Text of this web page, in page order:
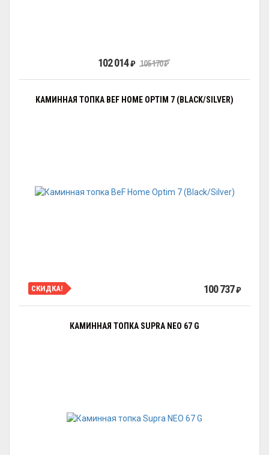
102 014₽ 105 170₽
КАМИННАЯ ТОПКА BEF HOME OPTIM 7 (BLACK/SILVER)
СКИДКА! 100 737₽
КАМИННАЯ ТОПКА SUPRA NEO 67 G